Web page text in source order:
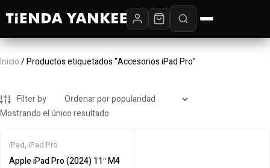
Inicio/ Productos etiquetados “Accesorios iPad Pro”
Filter by
Mostrando el único resultado
iPad, iPad Pro
Apple iPad Pro (2024) 11″ M4‎ ‎ ‎ ‎